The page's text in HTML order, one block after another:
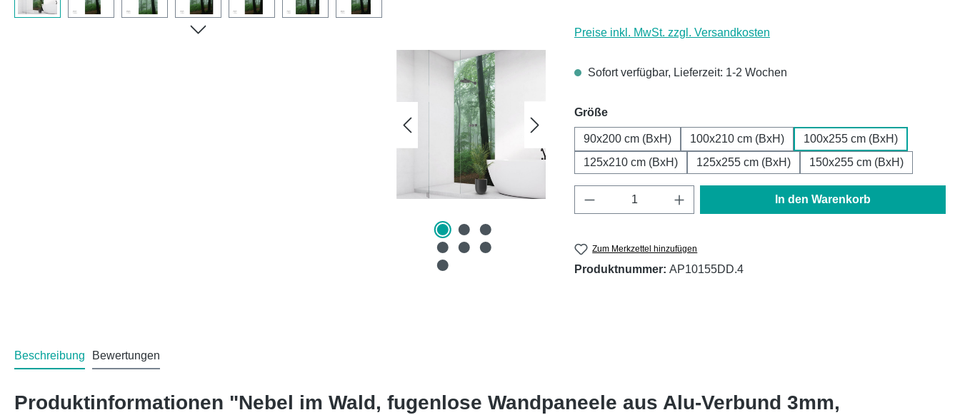
Preise inkl. MwSt. zzgl. Versandkosten
Sofort verfügbar, Lieferzeit: 1-2 Wochen
Größeauswählen
90x200 cm (BxH) 100x210 cm (BxH)
100x255 cm (BxH)
125x210 cm (BxH)
125x255 cm (BxH) 150x255 cm (BxH)
Produkt Anzahl: Gib den gewünschten Wert ein
In den Warenkorb
Zum Merkzettel hinzufügen
Produktnummer: AP10155DD.4
Beschreibung Bewertungen
Produktinformationen "Nebel im Wald, fugenlose Wandpaneele aus Alu-Verbund 3mm,